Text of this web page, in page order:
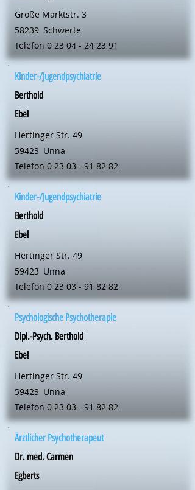
Große Marktstr. 3
58239 Schwerte
Telefon 0 23 04 - 24 23 91
Kinder-/Jugendpsychiatrie
Berthold
Ebel
Hertinger Str. 49
59423 Unna
Telefon 0 23 03 - 91 82 82
Kinder-/Jugendpsychiatrie
Berthold
Ebel
Hertinger Str. 49
59423 Unna
Telefon 0 23 03 - 91 82 82
Psychologische Psychotherapie
Dipl.-Psych. Berthold
Ebel
Hertinger Str. 49
59423 Unna
Telefon 0 23 03 - 91 82 82
Ärztlicher Psychotherapeut
Dr. med. Carmen
Egberts